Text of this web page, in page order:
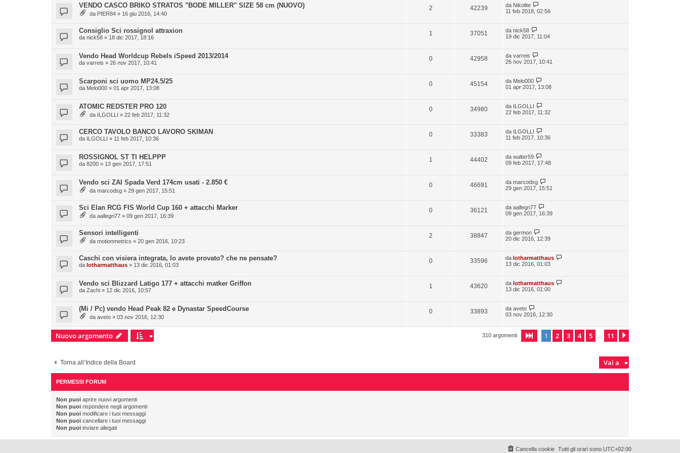
VENDO CASCO BRIKO STRATOS "BODE MILLER" SIZE 58 cm (NUOVO)
da PIER84 » 16 giu 2016, 14:40
2 42239 da Nikolite
11 feb 2018, 02:56
Consiglio Sci rossignol attraxion
da nick58 » 18 dic 2017, 18:16
1 37051 da nick58
19 dic 2017, 11:04
Vendo Head Worldcup Rebels iSpeed 2013/2014
da varreis » 26 nov 2017, 10:41
0 42958 da varreis
26 nov 2017, 10:41
Scarponi sci uomo MP24.5/25
da Melo000 » 01 apr 2017, 13:08
0 45154 da Melo000
01 apr 2017, 13:08
ATOMIC REDSTER PRO 120
da ILGOLLI » 22 feb 2017, 11:32
0 34980 da ILGOLLI
22 feb 2017, 11:32
CERCO TAVOLO BANCO LAVORO SKIMAN
da ILGOLLI » 11 feb 2017, 10:36
0 33383 da ILGOLLI
11 feb 2017, 10:36
ROSSIGNOL ST TI HELPPP
da 8200 » 13 gen 2017, 17:51
1 44402 da walter59
09 feb 2017, 17:48
Vendo sci ZAI Spada Verd 174cm usati - 2.850 €
da marcodsg » 29 gen 2017, 15:51
0 46691 da marcodsg
29 gen 2017, 15:51
Sci Elan RCG FIS World Cup 160 + attacchi Marker
da aallegri77 » 09 gen 2017, 16:39
0 36121 da aallegri77
09 gen 2017, 16:39
Sensori intelligenti
da motionmetrics » 20 gen 2016, 10:23
2 38847 da germon
20 dic 2016, 12:39
Caschi con visiera integrata, lo avete provato? che ne pensate?
da lotharmatthaus » 13 dic 2016, 01:03
0 33596 da lotharmatthaus
13 dic 2016, 01:03
Vendo sci Blizzard Latigo 177 + attacchi matker Griffon
da Zachi » 12 dic 2016, 10:57
1 43620 da lotharmatthaus
13 dic 2016, 01:00
(Mi / Pc) vendo Head Peak 82 e Dynastar SpeedCourse
da aveto » 03 nov 2016, 12:30
0 33893 da aveto
03 nov 2016, 12:30
Nuovo argomento 310 argomenti Pagina1 di
1 2 3 4 5 11
Torna all’Indice della Board Vai a
PERMESSI FORUM
Non puoi aprire nuovi argomenti
Non puoi rispondere negli argomenti
Non puoi modificare i tuoi messaggi
Non puoi cancellare i tuoi messaggi
Non puoi inviare allegati
Tutti gli orari sono UTC+02:00
Cancella cookie